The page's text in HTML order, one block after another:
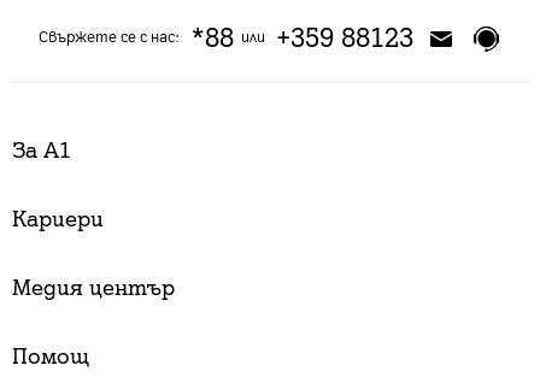
Свържете се с нас: *88или +359 88123
За А1
Кариери
Медия център
Помощ